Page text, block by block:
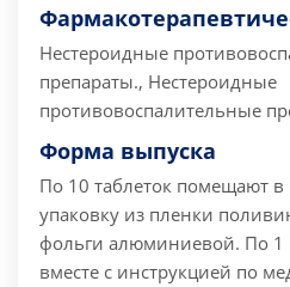
Нестероидные
препараты., Нестероидные
противовоспалительные
Форма выпуска
По 10 таблеток помещают
упаковку из пленки
фольги алюминиевой. По 1
вместе с инструкцией по